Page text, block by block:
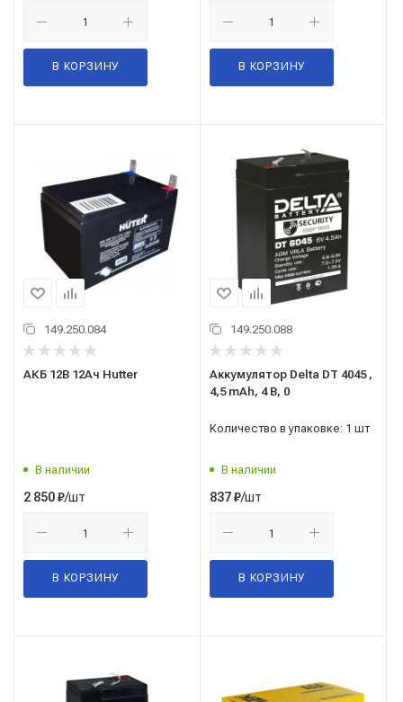
В КОРЗИНУ В КОРЗИНУ
149.250.084
АКБ 12В 12Ач Hutter
В наличии
2 850₽/шт
В КОРЗИНУ
149.250.088
Аккумулятор Delta DT 4045 ,
4,5 mAh, 4 В, 0
Количество в упаковке: 1 шт
В наличии
837₽/шт
В КОРЗИНУ